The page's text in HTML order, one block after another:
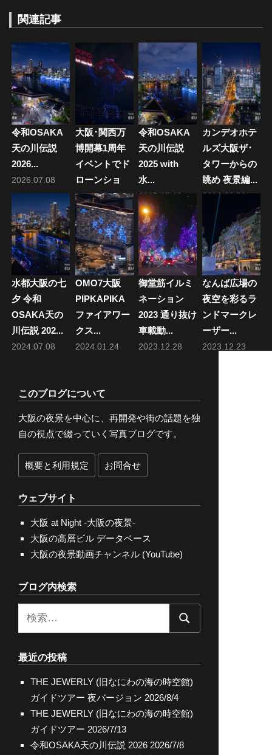
ビ
ゲ
ー
シ
ョ
ン
関連記事
令和OSAKA
天の川伝説
2026...
2026.07.08
大阪･関西万
博開幕1周年
イベントでド
ローンショ
ー...
2026.04.13
令和OSAKA
天の川伝説
2025 with
水...
2025.07.09
カンデオホテ
ルズ大阪ザ･
タワーからの
眺め 夜景編...
2024.08.03
水都大阪の七
夕 令和
OSAKA天の
川伝説 202...
2024.07.08
OMO7大阪
PIPKAPIKA
ファイアワー
クス...
2024.01.24
御堂筋イルミ
ネーション
2023 通り抜け
車載動...
2023.12.28
なんば広場の
夜空を彩るラ
ンドマークレ
ーザー...
2023.12.23
このブログについて
大阪の夜景を中心に、再開発や街の話題を独
自の視点で綴っていく写真ブログです。
概要と利用規定 お問合せ
ウェブサイト
大阪 at Night -大阪の夜景-
大阪の高層ビル データベース
大阪の夜景動画チャンネル (YouTube)
ブログ内検索
検
最近の投稿
THE JEWERLY (旧なにわの海の時空館)
ガイドツアー 夜バージョン 2026/8/4
THE JEWERLY (旧なにわの海の時空館)
ガイドツアー 2026/7/13
令和OSAKA天の川伝説 2026 2026/7/8